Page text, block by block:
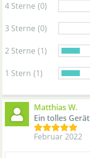
4 Sterne (0)
3 Sterne (0)
2 Sterne (1)
1 Stern (1)
Matthias W.
Ein tolles Gerät
Februar 2022